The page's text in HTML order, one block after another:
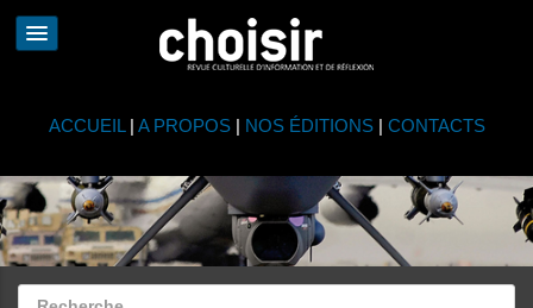
ACCUEIL | A PROPOS| NOS ÉDITIONS| CONTACTS